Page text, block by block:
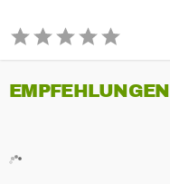
EMPFEHLUNGEN